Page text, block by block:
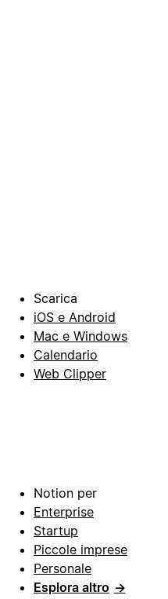
Scarica
iOS e Android
Mac e Windows
Calendario
Web Clipper
Notion per
Enterprise
Startup
Piccole imprese
Personale
Esplora altro →